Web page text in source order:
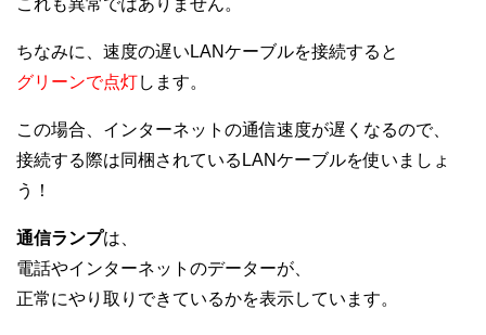
これも異常ではありません。
ちなみに、速度の遅いLANケーブルを接続すると
グリーンで点灯します。
この場合、インターネットの通信速度が遅くなるので、
接続する際は同梱されているLANケーブルを使いましょ
う！
通信ランプは、
電話やインターネットのデーターが、
正常にやり取りできているかを表示しています。